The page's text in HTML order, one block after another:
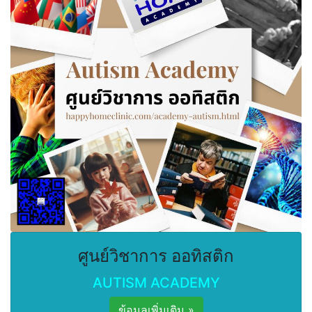
ศูนย์วิชาการ ออทิสติก
AUTISM ACADEMY